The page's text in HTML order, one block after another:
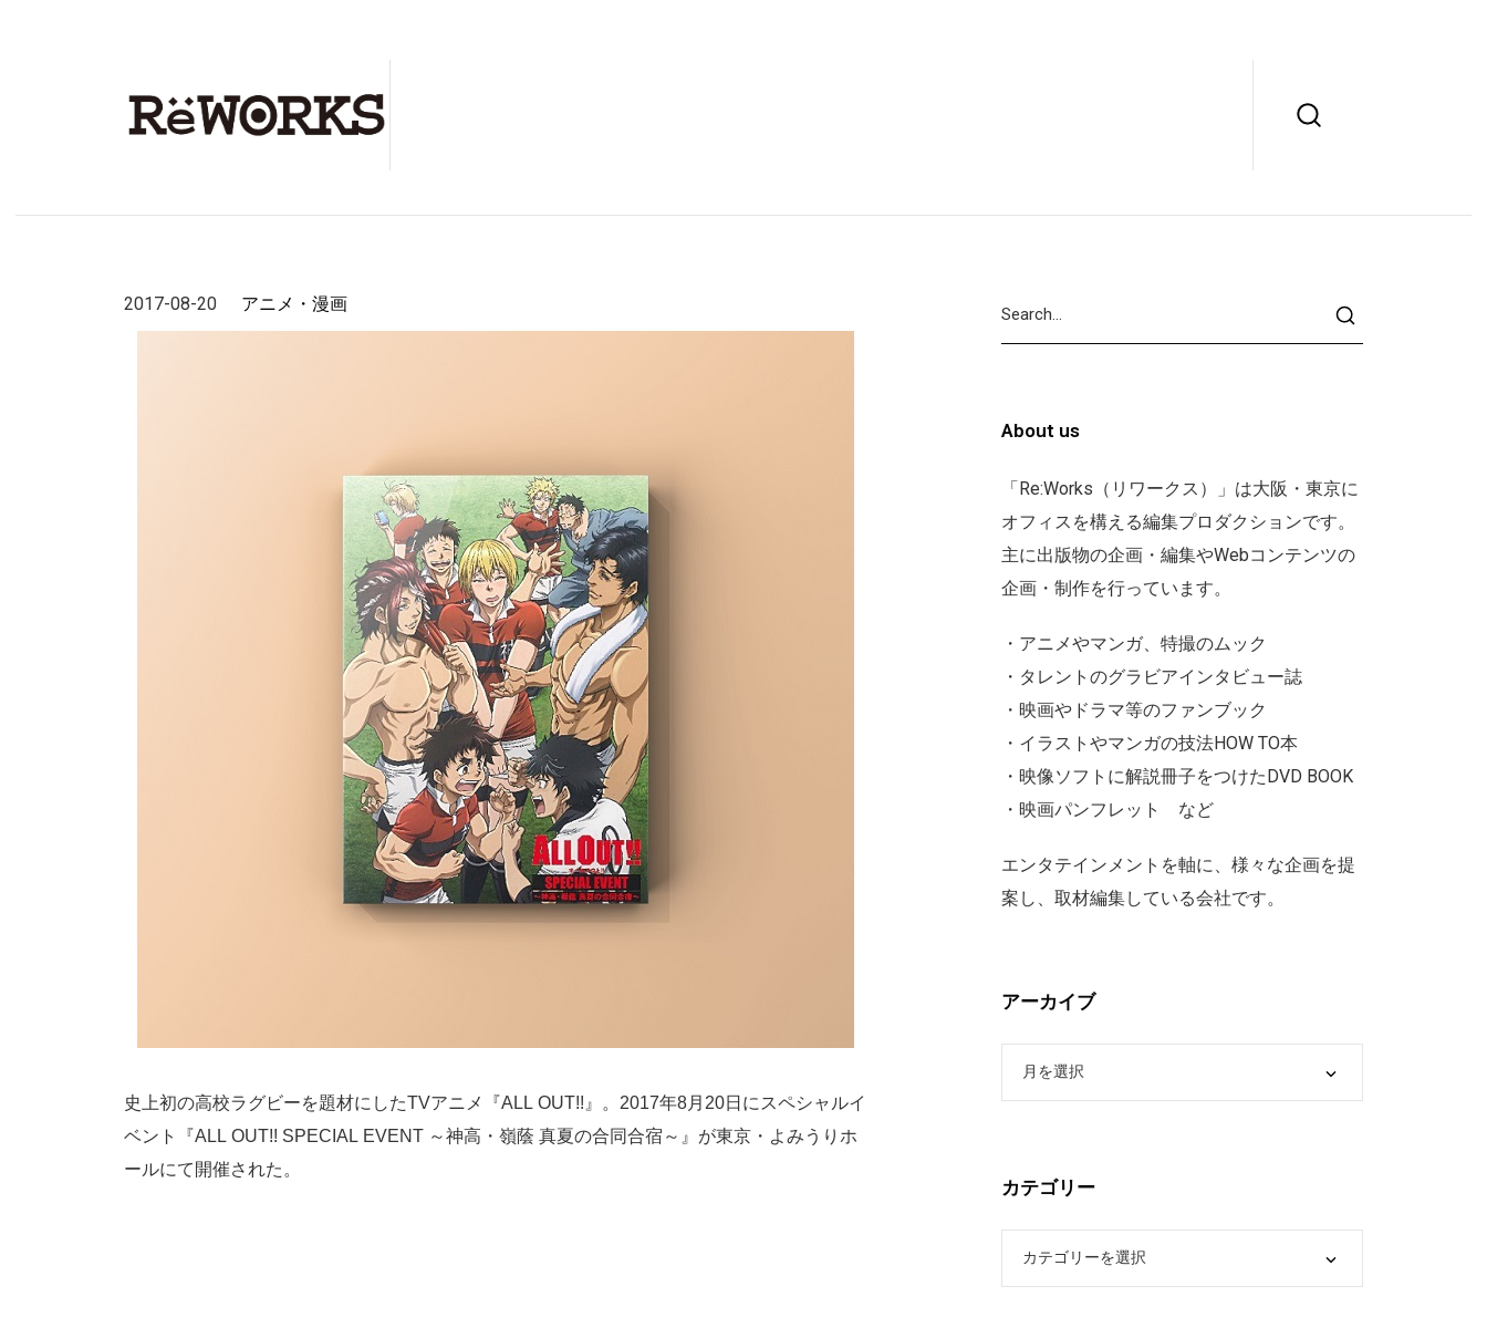
2017-08-20 アニメ・漫画
史上初の高校ラグビーを題材にしたTVアニメ『ALL OUT!!』。2017年8月20日にスペシャルイ
ベント『ALL OUT!! SPECIAL EVENT ～神高・嶺蔭 真夏の合同合宿～』が東京・よみうりホ
ールにて開催された。
About us
「Re:Works（リワークス）」は大阪・東京に
オフィスを構える編集プロダクションです。
主に出版物の企画・編集やWebコンテンツの
企画・制作を行っています。
・アニメやマンガ、特撮のムック
・タレントのグラビアインタビュー誌
・映画やドラマ等のファンブック
・イラストやマンガの技法HOW TO本
・映像ソフトに解説冊子をつけたDVD BOOK
・映画パンフレット など
エンタテインメントを軸に、様々な企画を提
案し、取材編集している会社です。
アーカイブ
カテゴリー